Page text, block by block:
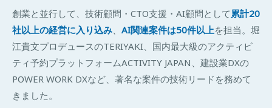
創業と並行して、技術顧問・CTO支援・AI顧問として累計20
社以上の経営に入り込み、 AI関連案件は50件以上を担当。堀
江貴文プロデュースのTERIYAKI、国内最大級のアクティビ
ティ予約プラットフォームACTIVITY JAPAN、建設業DXの
POWER WORK DXなど、著名な案件の技術リードを務めて
きました。